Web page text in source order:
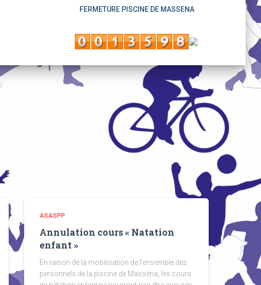
FERMETURE PISCINE DE MASSENA
ASASPP
Annulation cours « Natation
enfant »
En raison de la mobilisation de l’ensemble des
personnels de la piscine de Masséna, les cours